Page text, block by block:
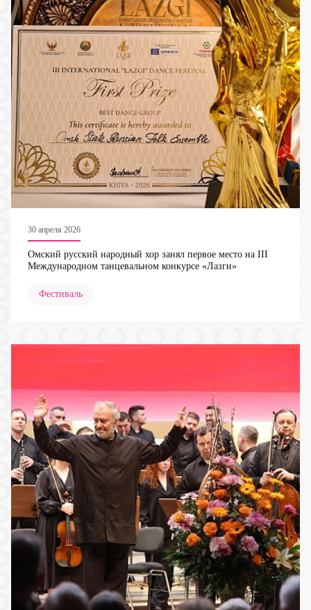
30 апреля 2026
Омский русский народный хор занял первое место на III
Международном танцевальном конкурсе «Лазги»
Фестиваль